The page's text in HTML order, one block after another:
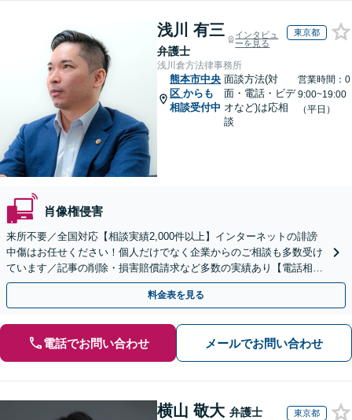
浅川 有三
弁護士
インタビュ
ーを見る
東京都
浅川倉方法律事務所
熊本市中央
区 からも
相談受付中
面談方法(対
面・電話・ビデ
オなど)は応相
談
営業時間：0
9:00~19:00
（平日）
肖像権侵害
来所不要／全国対応【相談実績2,000件以上】インターネットの誹謗
中傷はお任せください！個人だけでなく企業からのご相談も多数受け
ています／記事の削除・損害賠償請求など多数の実績あり【電話相談
可】【初回相談無料】【夜間休日面談可】
料金表を見る
電話でお問い合わせ メールでお問い合わせ
横山 敬大 弁護士 東京都